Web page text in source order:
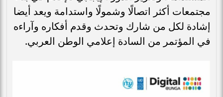
مجتمعات أكثر اتصالًا وشمولًا واستدامة ويعد أيضا
إشادة لكل من شارك وتحدث وقدم أفكاره وآراءه
في المؤتمر من السادة إعلامي الوطن العربي.